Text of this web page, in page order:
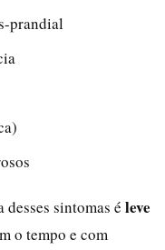
prandial
sintomas é leve
o tempo e com